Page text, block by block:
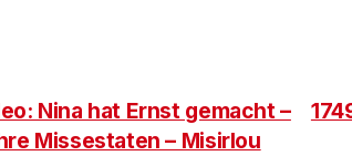
Nina hat Ernst gemacht –
Missestaten – Misirlou